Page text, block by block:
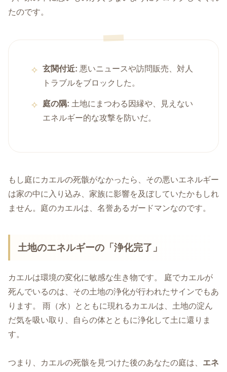
たのです。
玄関付近: 悪いニュースや訪問販売、対人
トラブルをブロックした。
庭の隅: 土地にまつわる因縁や、見えない
エネルギー的な攻撃を防いだ。
もし庭にカエルの死骸がなかったら、その悪いエネルギー
は家の中に入り込み、家族に影響を及ぼしていたかもしれ
ません。庭のカエルは、名誉あるガードマンなのです。
土地のエネルギーの「浄化完了」
カエルは環境の変化に敏感な生き物です。 庭でカエルが
死んでいるのは、その土地の浄化が行われたサインでもあ
ります。 雨（水）とともに現れるカエルは、土地の淀ん
だ気を吸い取り、自らの体とともに浄化して土に還りま
す。
つまり、カエルの死骸を見つけた後のあなたの庭は、 エネ